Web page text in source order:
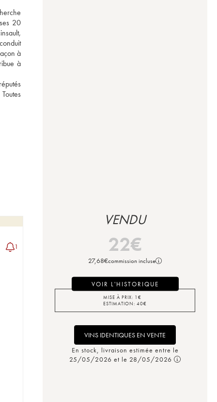
20
à
à
1
VENDU
22€
27,68€commission incluse
VOIR L'HISTORIQUE
MISE À PRIX: 1 €
ESTIMATION: 40€
VINS IDENTIQUES EN VENTE
En stock, livraison estimée entre le
25/05/2026 et le 28/05/2026